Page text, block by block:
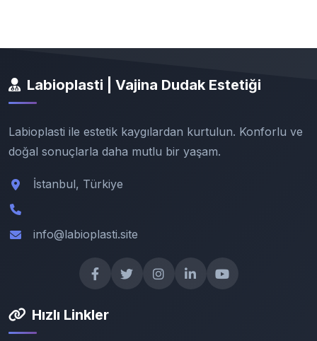
Labioplasti | Vajina Dudak Estetiği
Labioplasti ile estetik kaygılardan kurtulun. Konforlu ve
doğal sonuçlarla daha mutlu bir yaşam.
İstanbul, Türkiye
info@labioplasti.site
Hızlı Linkler